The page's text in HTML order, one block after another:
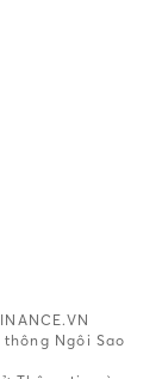
Ngôi Sao